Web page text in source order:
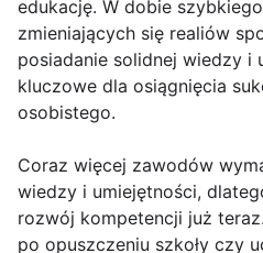
edukację. W dobie
zmieniających się realiów
posiadanie solidnej wiedzy i
kluczowe dla osiągnięcia
osobistego.
Coraz więcej zawodów
wiedzy i umiejętności,
rozwój kompetencji już
po opuszczeniu szkoły czy